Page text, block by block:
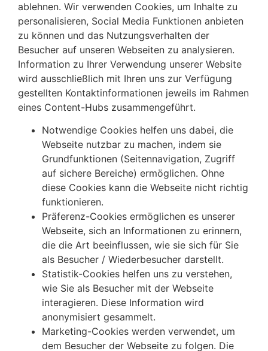
ablehnen. Wir verwenden Cookies, um Inhalte zu
personalisieren, Social Media Funktionen anbieten
zu können und das Nutzungsverhalten der
Besucher auf unseren Webseiten zu analysieren.
Information zu Ihrer Verwendung unserer Website
wird ausschließlich mit Ihren uns zur Verfügung
gestellten Kontaktinformationen jeweils im Rahmen
eines Content-Hubs zusammengeführt.
Notwendige Cookies helfen uns dabei, die
Webseite nutzbar zu machen, indem sie
Grundfunktionen (Seitennavigation, Zugriff
auf sichere Bereiche) ermöglichen. Ohne
diese Cookies kann die Webseite nicht richtig
funktionieren.
Präferenz-Cookies ermöglichen es unserer
Webseite, sich an Informationen zu erinnern,
die die Art beeinflussen, wie sie sich für Sie
als Besucher / Wiederbesucher darstellt.
Statistik-Cookies helfen uns zu verstehen,
wie Sie als Besucher mit der Webseite
interagieren. Diese Information wird
anonymisiert gesammelt.
Marketing-Cookies werden verwendet, um
dem Besucher der Webseite zu folgen. Die